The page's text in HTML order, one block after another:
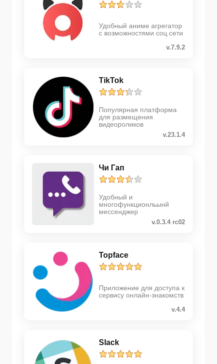
Удобный аниме агрегатор
с возможностями соц.сети
v.7.9.2
TikTok
Популярная платформа
для размещения
видеороликов
v.23.1.4
Чи Гап
Удобный и
многофункционльынй
мессенджер
v.0.3.4 rc02
Topface
Приложение для доступа к
сервису онлайн-знакомств
v.4.4
Slack